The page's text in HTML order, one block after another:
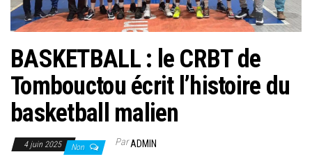
BASKETBALL : le CRBT de
Tombouctou écrit l’histoire du
basketball malien
4 juin 2025 Non ParADMIN